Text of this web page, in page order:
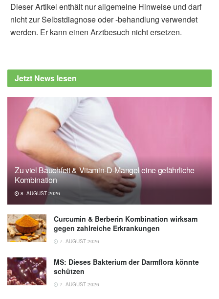
Dieser Artikel enthält nur allgemeine Hinweise und darf
nicht zur Selbstdiagnose oder -behandlung verwendet
werden. Er kann einen Arztbesuch nicht ersetzen.
Jetzt News lesen
Zu viel Bauchfett & Vitamin-D-Mangel eine gefährliche
Kombination
8. AUGUST 2026
Curcumin & Berberin Kombination wirksam
gegen zahlreiche Erkrankungen
7. AUGUST 2026
MS: Dieses Bakterium der Darmflora könnte
schützen
7. AUGUST 2026